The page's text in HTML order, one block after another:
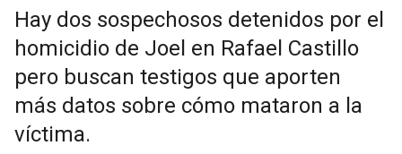
Hay dos sospechosos detenidos por el
homicidio de Joel en Rafael Castillo
pero buscan testigos que aporten
más datos sobre cómo mataron a la
víctima.